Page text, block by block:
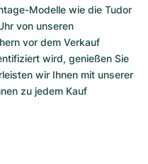
Modelle wie die Tudor
von unseren
vor dem Verkauf
wird, genießen Sie
wir Ihnen mit unserer
zu jedem Kauf